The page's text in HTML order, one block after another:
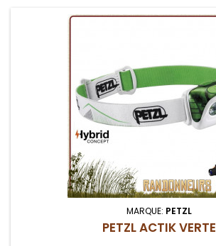
MARQUE: PETZL
PETZL ACTIK VERTE